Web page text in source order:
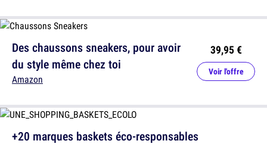
+20 marques baskets éco-responsables
Des chaussons sneakers, pour avoir
du style même chez toi
Amazon
39,95 €
Voir l'offre